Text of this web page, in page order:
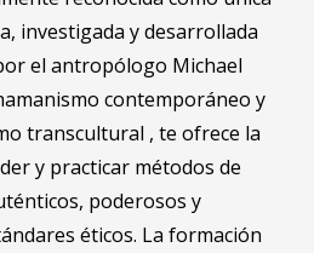
investigada y desarrollada
el antropólogo Michael
contemporáneo y
transcultural , te ofrece la
y practicar métodos de
poderosos y
éticos. La formación